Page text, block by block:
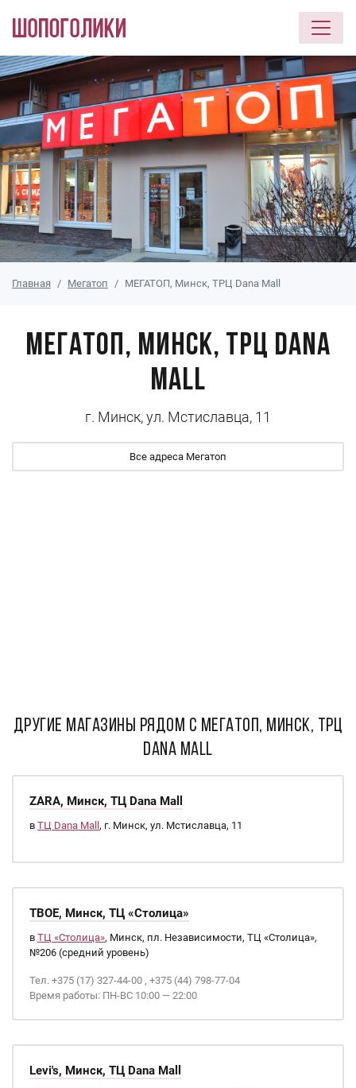
Перейти к основному содержанию
Главная Мегатоп МЕГАТОП, Минск, ТРЦ Dana Mall
МЕГАТОП, Минск, ТРЦ Dana
Mall
г. Минск, ул. Мстиславца, 11
Все адреса Мегатоп
ДРУГИЕ МАГАЗИНЫ РЯДОМ С МЕГАТОП, Минск, ТРЦ
Dana Mall
ZARA, Минск, ТЦ Dana Mall
в ТЦ Dana Mall , г. Минск, ул. Мстиславца, 11
ТВОЕ, Минск, ТЦ «Столица»
в ТЦ «Столица», Минск, пл. Независимости, ТЦ «Столица»,
№206 (средний уровень)
Тел. +375 (17) 327-44-00 , +375 (44) 798-77-04
Время работы: ПН-ВС 10:00 — 22:00
Levi's, Минск, ТЦ Dana Mall